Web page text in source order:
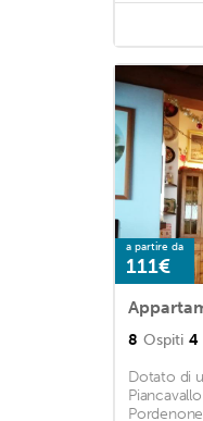
a partire da
111€
8 Ospiti 4
Dotato di